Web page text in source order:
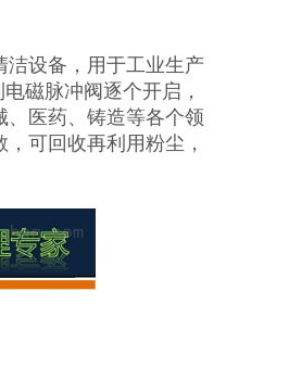
洁设备，用于工业生产
磁脉冲阀逐个开启，
、医药、铸造等各个领
可回收再利用粉尘，